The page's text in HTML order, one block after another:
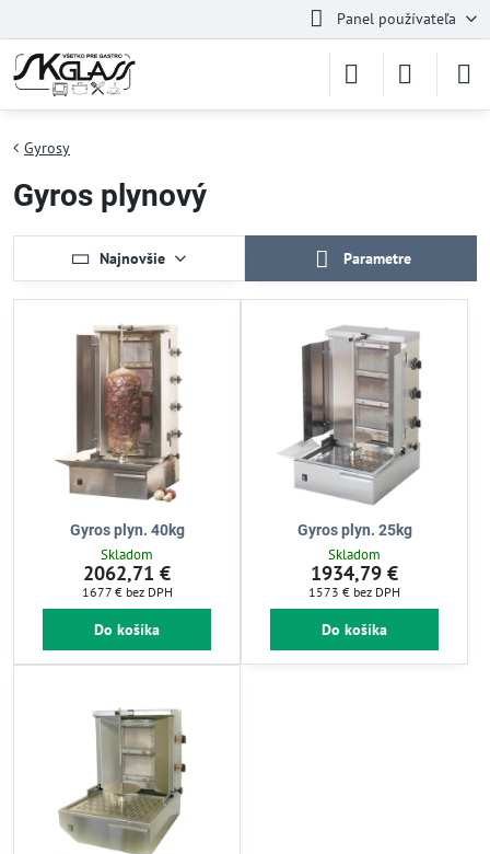
Panel používateľa
Gyrosy
Gyros plynový
Najnovšie Parametre
Gyros plyn. 40kg
Skladom
2062,71 €
1677 € bez DPH
Do košíka
Gyros plyn. 25kg
Skladom
1934,79 €
1573 € bez DPH
Do košíka